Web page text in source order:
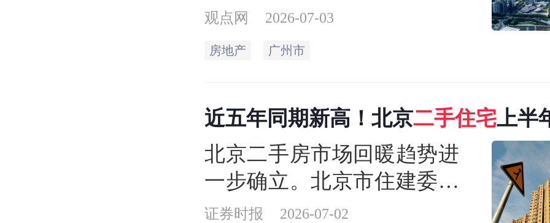
住宅市场交易月报。
观点网 2026-07-03
房地产 广州市
近五年同期新高！北京二手住宅上半
9.36万套
北京二手房市场回暖趋势进
一步确立。北京市住建委官
网数据显示，6月北京二手住
证券时报 2026-07-02